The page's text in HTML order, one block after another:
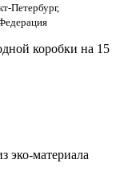
Петербург,
коробки на 15
эко-материала